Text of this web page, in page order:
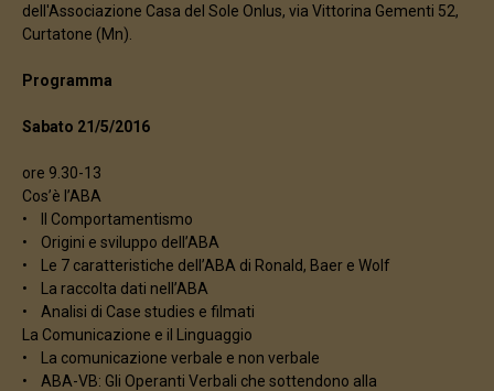
dell'Associazione Casa del Sole Onlus, via Vittorina Gementi 52,
Curtatone (Mn).
Programma
Sabato 21/5/2016
ore 9.30-13
Cos’è l’ABA
• Il Comportamentismo
• Origini e sviluppo dell’ABA
• Le 7 caratteristiche dell’ABA di Ronald, Baer e Wolf
• La raccolta dati nell’ABA
• Analisi di Case studies e filmati
La Comunicazione e il Linguaggio
• La comunicazione verbale e non verbale
• ABA-VB: Gli Operanti Verbali che sottendono alla